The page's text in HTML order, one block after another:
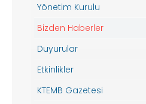
Yönetim Kurulu
Bizden Haberler
Duyurular
Etkinlikler
KTEMB Gazetesi